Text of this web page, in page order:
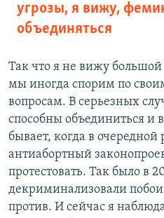
угрозы, я вижу,
объединяться
Так что я не вижу
мы иногда спорим по
вопросам. В серьезных
способны объединиться и
бывает, когда в очередной
антиабортный
протестовать. Так было в
декриминализовали
против. И сейчас я